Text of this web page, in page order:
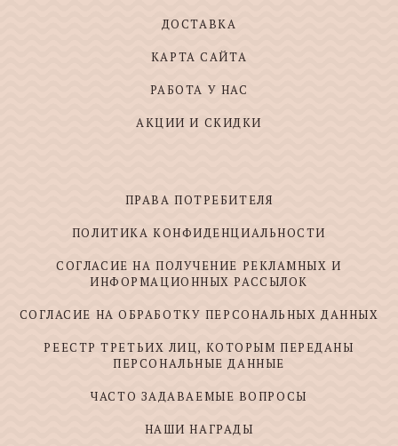
ДОСТАВКА
КАРТА САЙТА
РАБОТА У НАС
АКЦИИ И СКИДКИ
ПРАВА ПОТРЕБИТЕЛЯ
ПОЛИТИКА КОНФИДЕНЦИАЛЬНОСТИ
СОГЛАСИЕ НА ПОЛУЧЕНИЕ РЕКЛАМНЫХ И
ИНФОРМАЦИОННЫХ РАССЫЛОК
СОГЛАСИЕ НА ОБРАБОТКУ ПЕРСОНАЛЬНЫХ ДАННЫХ
РЕЕСТР ТРЕТЬИХ ЛИЦ, КОТОРЫМ ПЕРЕДАНЫ
ПЕРСОНАЛЬНЫЕ ДАННЫЕ
ЧАСТО ЗАДАВАЕМЫЕ ВОПРОСЫ
НАШИ НАГРАДЫ